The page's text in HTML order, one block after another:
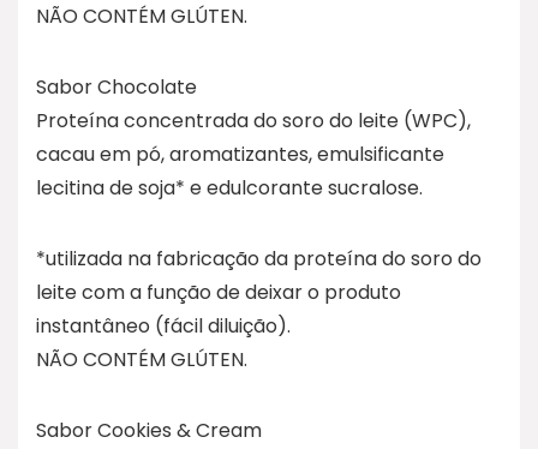
NÃO CONTÉM GLÚTEN.
Sabor Chocolate
Proteína concentrada do soro do leite (WPC),
cacau em pó, aromatizantes, emulsificante
lecitina de soja* e edulcorante sucralose.
*utilizada na fabricação da proteína do soro do
leite com a função de deixar o produto
instantâneo (fácil diluição).
NÃO CONTÉM GLÚTEN.
Sabor Cookies & Cream